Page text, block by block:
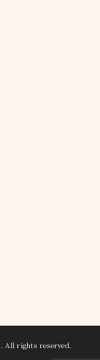
.All rights reserved.